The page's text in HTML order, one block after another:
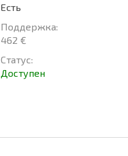
Есть
Поддержка:
462 €
Статус:
Доступен